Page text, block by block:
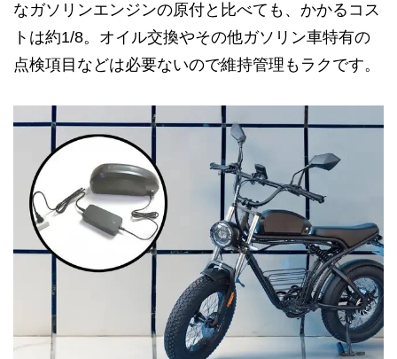
なガソリンエンジンの原付と比べても、かかるコス
トは約1/8。オイル交換やその他ガソリン車特有の
点検項目などは必要ないので維持管理もラクです。